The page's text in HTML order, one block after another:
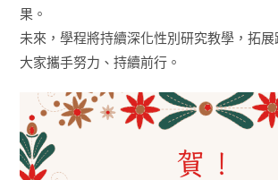
果。
未來，學程將持續深化性別研究教學，拓
大家攜手努力、持續前行。